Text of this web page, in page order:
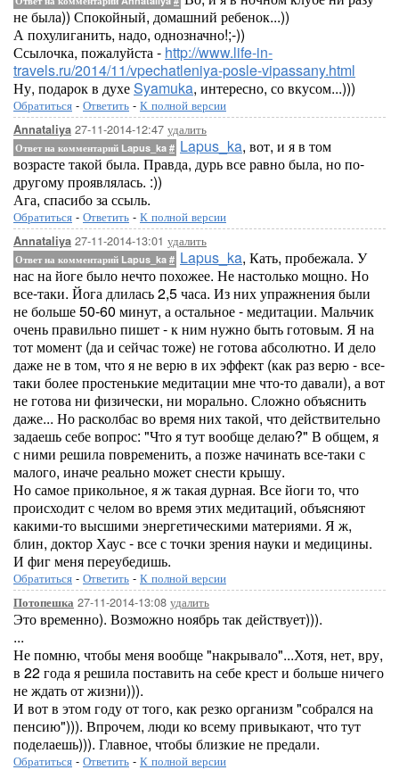
не была)) Спокойный, домашний ребенок...))
А похулиганить, надо, однозначно!;-))
Ссылочка, пожалуйста - http://www.life-in-
travels.ru/2014/11/vpechatleniya-posle-vipassany.html
Ну, подарок в духеSyamuka, интересно, со вкусом...)))
Обратиться - Ответить - К полной версии
Annataliya 27-11-2014-12:47 удалить
Ответ на комментарий Lapus_ka # Lapus_ka, вот, и я в том
возрасте такой была. Правда, дурь все равно была, но по-
другому проявлялась. :))
Ага, спасибо за ссыль.
Обратиться - Ответить - К полной версии
Annataliya 27-11-2014-13:01 удалить
Ответ на комментарий Lapus_ka # Lapus_ka, Кать, пробежала. У
нас на йоге было нечто похожее. Не настолько мощно. Но
все-таки. Йога длилась 2,5 часа. Из них упражнения были
не больше 50-60 минут, а остальное - медитации. Мальчик
очень правильно пишет - к ним нужно быть готовым. Я на
тот момент (да и сейчас тоже) не готова абсолютно. И дело
даже не в том, что я не верю в их эффект (как раз верю - все-
таки более простенькие медитации мне что-то давали), а вот
не готова ни физически, ни морально. Сложно объяснить
даже... Но расколбас во время них такой, что действительно
задаешь себе вопрос: "Что я тут вообще делаю?" В общем, я
с ними решила повременить, а позже начинать все-таки с
малого, иначе реально может снести крышу.
Но самое прикольное, я ж такая дурная. Все йоги то, что
происходит с челом во время этих медитаций, объясняют
какими-то высшими энергетическими материями. Я ж,
блин, доктор Хаус - все с точки зрения науки и медицины.
И фиг меня переубедишь.
Обратиться - Ответить - К полной версии
Потопешка 27-11-2014-13:08 удалить
Это временно). Возможно ноябрь так действует))).
...
Не помню, чтобы меня вообще "накрывало"...Хотя, нет, вру,
в 22 года я решила поставить на себе крест и больше ничего
не ждать от жизни))).
И вот в этом году от того, как резко организм "собрался на
пенсию"))). Впрочем, люди ко всему привыкают, что тут
поделаешь))). Главное, чтобы близкие не предали.
Обратиться - Ответить - К полной версии